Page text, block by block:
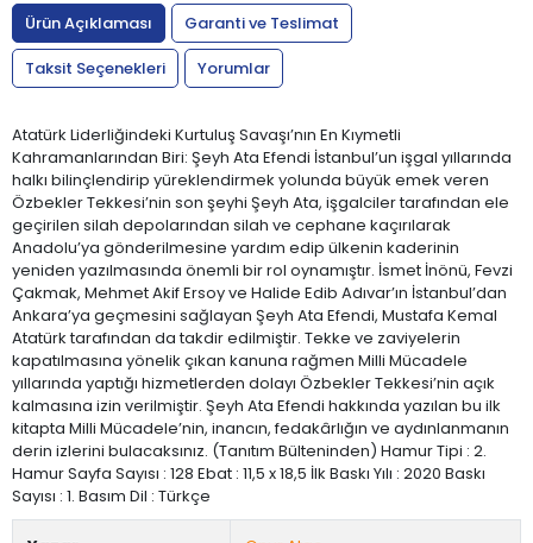
Ürün Açıklaması
Garanti ve Teslimat
Taksit Seçenekleri
Yorumlar
Atatürk Liderliğindeki Kurtuluş Savaşı’nın En Kıymetli
Kahramanlarından Biri: Şeyh Ata Efendi İstanbul’un işgal yıllarında
halkı bilinçlendirip yüreklendirmek yolunda büyük emek veren
Özbekler Tekkesi’nin son şeyhi Şeyh Ata, işgalciler tarafından ele
geçirilen silah depolarından silah ve cephane kaçırılarak
Anadolu’ya gönderilmesine yardım edip ülkenin kaderinin
yeniden yazılmasında önemli bir rol oynamıştır. İsmet İnönü, Fevzi
Çakmak, Mehmet Akif Ersoy ve Halide Edib Adıvar’ın İstanbul’dan
Ankara’ya geçmesini sağlayan Şeyh Ata Efendi, Mustafa Kemal
Atatürk tarafından da takdir edilmiştir. Tekke ve zaviyelerin
kapatılmasına yönelik çıkan kanuna rağmen Milli Mücadele
yıllarında yaptığı hizmetlerden dolayı Özbekler Tekkesi’nin açık
kalmasına izin verilmiştir. Şeyh Ata Efendi hakkında yazılan bu ilk
kitapta Milli Mücadele’nin, inancın, fedakârlığın ve aydınlanmanın
derin izlerini bulacaksınız. (Tanıtım Bülteninden) Hamur Tipi : 2.
Hamur Sayfa Sayısı : 128 Ebat : 11,5 x 18,5 İlk Baskı Yılı : 2020 Baskı
Sayısı : 1. Basım Dil : Türkçe